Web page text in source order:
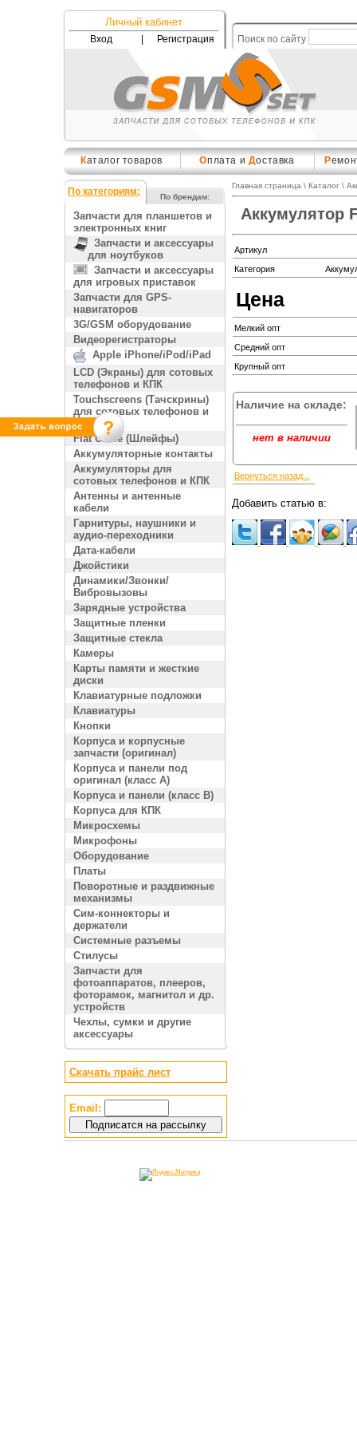
Личный кабинет
Вход Регистрация Поиск по сайту
Каталог товаров Оплата и Доставка Р
По категориям: По брендам:
Запчасти для планшетов и
электронных книг
Запчасти и аксессуары
для ноутбуков
Запчасти и аксессуары
для игровых приставок
Запчасти для GPS-
навигаторов
3G/GSM оборудование
Видеорегистраторы
Apple iPhone/iPod/iPad
LCD (Экраны) для сотовых
телефонов и КПК
Touchscreens (Тачскрины)
для сотовых телефонов и
КПК
Flat Cable (Шлейфы)
Аккумуляторные контакты
Аккумуляторы для
сотовых телефонов и КПК
Антенны и антенные
кабели
Гарнитуры, наушники и
аудио-переходники
Дата-кабели
Джойстики
Динамики/Звонки/
Вибровызовы
Зарядные устройства
Защитные пленки
Защитные стекла
Камеры
Карты памяти и жесткие
диски
Клавиатурные подложки
Клавиатуры
Кнопки
Корпуса и корпусные
запчасти (оригинал)
Корпуса и панели под
оригинал (класс A)
Корпуса и панели (класс B)
Корпуса для КПК
Микросхемы
Микрофоны
Оборудование
Платы
Поворотные и раздвижные
механизмы
Сим-коннекторы и
держатели
Системные разъемы
Стилусы
Запчасти для
фотоаппаратов, плееров,
фоторамок, магнитол и др.
устройств
Чехлы, сумки и другие
аксессуары
Скачать прайс лист
Email:
Главная страница \ Каталог\
Аккумулятор
Артикул
Категория
Цена
Мелкий опт
Средний опт
Крупный опт
Наличие на складе:
нет в наличии
Вернуться назад...
Добавить статью в: